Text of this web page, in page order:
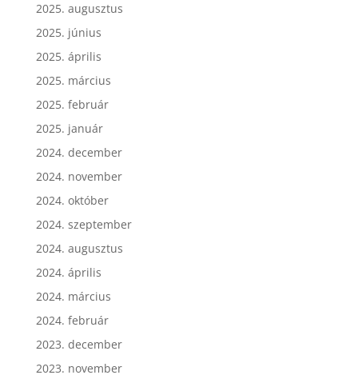
2025. augusztus
2025. június
2025. április
2025. március
2025. február
2025. január
2024. december
2024. november
2024. október
2024. szeptember
2024. augusztus
2024. április
2024. március
2024. február
2023. december
2023. november